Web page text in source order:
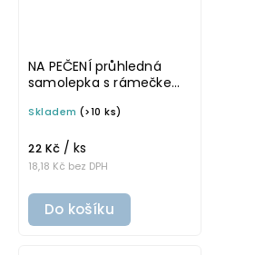
NA PEČENÍ průhledná
samolepka s rámečkem,
4 cm na boxy, šuplíky a
Skladem (>10 ks)
18,18 Kč bez DPH
22 Kč / ks
Do košíku